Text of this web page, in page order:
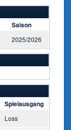
Saison
2025/2026
Spielausgang
Loss